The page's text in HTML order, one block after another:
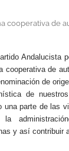
cooperativa de
Andalucista
cooperativa de
de
de
una parte de las
la
y así contribuir